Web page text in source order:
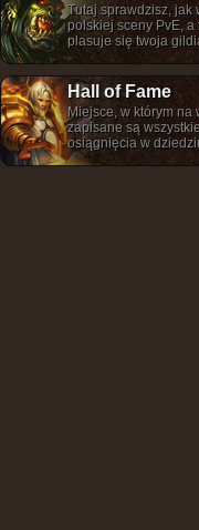
Tutaj sprawdzisz, jak
polskiej sceny PvE,
plasuje się twoja
Hall of Fame
Miejsce, w którym
zapisane są
osiągnięcia w